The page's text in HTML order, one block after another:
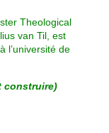
Theological
van Til, est
l’université de
construire)